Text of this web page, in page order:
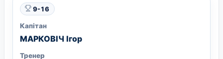
9-16
Капітан
МАРКОВІЧ Ігор
Тренер